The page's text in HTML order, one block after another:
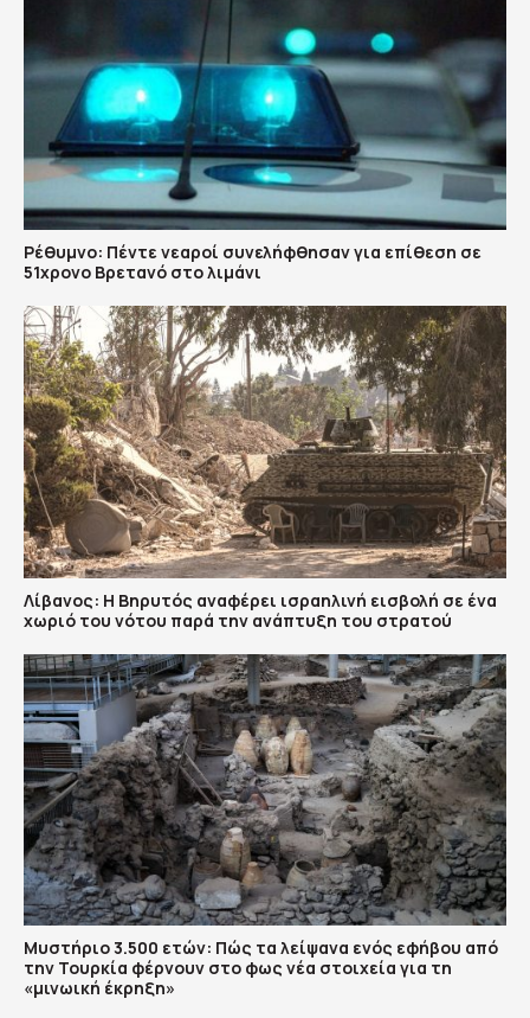
Ρέθυμνο: Πέντε νεαροί συνελήφθησαν για επίθεση σε
51χρονο Βρετανό στο λιμάνι
Λίβανος: Η Βηρυτός αναφέρει ισραηλινή εισβολή σε ένα
χωριό του νότου παρά την ανάπτυξη του στρατού
Μυστήριο 3.500 ετών: Πώς τα λείψανα ενός εφήβου από
την Τουρκία φέρνουν στο φως νέα στοιχεία για τη
«μινωική έκρηξη»